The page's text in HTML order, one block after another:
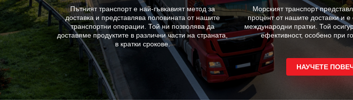
Пътният транспорт е най-гъвкавият метод за
доставка и представлява половината от нашите
транспортни операции. Той ни позволява да
доставяме продуктите в различни части на страната,
в кратки срокове.
Морският транспорт
процент от нашите доставки и е
международни пратки. Той
ефективност, особено при
НАУЧЕТЕ